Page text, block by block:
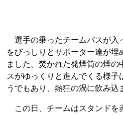
選手の乗ったチームバスが入
をびっしりとサポーター達が
ました。焚かれた発煙筒の煙
スがゆっくりと進んでくる様子
うでもあり、熱狂の渦に飲み込
この日、チームはスタンドを